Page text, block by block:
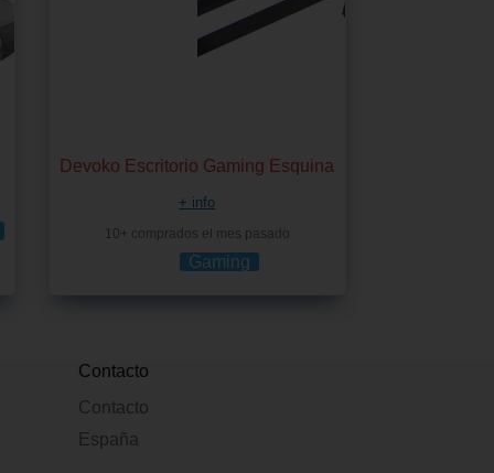
Devoko Escritorio Gaming Esquina
+ info
10+ comprados el mes pasado
Gaming
Contacto
Contacto
España